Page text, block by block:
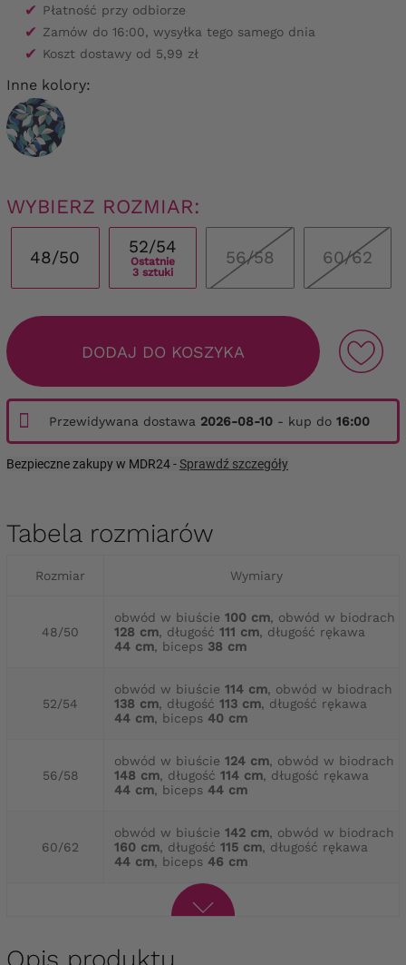
✔ Płatność przy odbiorze
✔ Zamów do 16:00, wysyłka tego samego dnia
✔ Koszt dostawy od 5,99 zł
Inne kolory:
WYBIERZ ROZMIAR:
48/50
52/54
Ostatnie
3 sztuki
56/58 60/62
DODAJ DO KOSZYKA
Przewidywana dostawa 2026-08-10 - kup do 16:00
Bezpieczne zakupy w MDR24 -Sprawdź szczegóły
Tabela rozmiarów
Rozmiar Wymiary
48/50
obwód w biuście 100 cm, obwód w biodrach
128 cm, długość 111 cm, długość rękawa
44 cm, biceps 38 cm
52/54
obwód w biuście 114 cm, obwód w biodrach
138 cm, długość 113 cm, długość rękawa
44 cm, biceps 40 cm
56/58
obwód w biuście 124 cm, obwód w biodrach
148 cm, długość 114 cm, długość rękawa
44 cm, biceps 44 cm
60/62
obwód w biuście 142 cm, obwód w biodrach
160 cm, długość 115 cm, długość rękawa
44 cm, biceps 46 cm